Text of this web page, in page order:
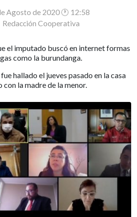
Agosto de 2020 🕐 12:58
Redacción Cooperativa
el imputado buscó en internet formas
como la burundanga.
hallado el jueves pasado en la casa
la madre de la menor.